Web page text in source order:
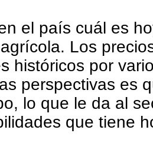
el país cuál es
Los
históricos por
perspectivas es
lo que le da al
que tiene